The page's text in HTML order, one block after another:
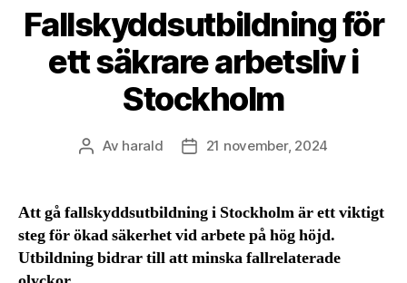
Fallskyddsutbildning för
ett säkrare arbetsliv i
Stockholm
Inläggsförfattare
Av harald Inläggsdatum
21 november, 2024
Att gå fallskyddsutbildning i Stockholm är ett viktigt
steg för ökad säkerhet vid arbete på hög höjd.
Utbildning bidrar till att minska fallrelaterade